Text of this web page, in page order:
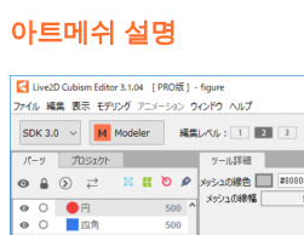
아트메쉬 설명